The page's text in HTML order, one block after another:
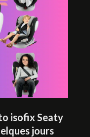
isofix Seaty
jours